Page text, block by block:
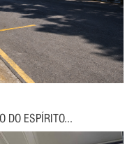
DO ESPÍRITO...